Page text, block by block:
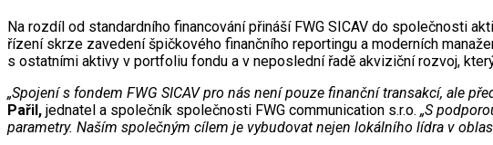
Na rozdíl od standardního financování přináší FWG SICAV do společnosti
řízení skrze zavedení špičkového finančního reportingu a moderních
s ostatními aktivy v portfoliu fondu a v neposlední řadě akviziční rozvoj,
„Spojení s fondem FWG SICAV pro nás není pouze finanční transakcí, ale
Pařil, jednatel a společník společnosti FWG communication s.r.o. „S
parametry. Naším společným cílem je vybudovat nejen lokálního lídra v